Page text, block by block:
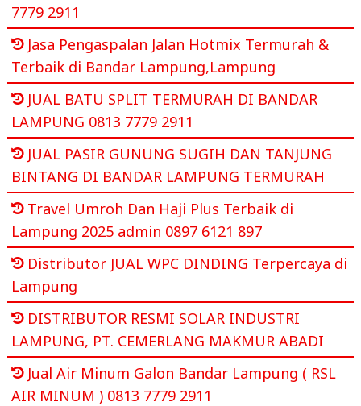
7779 2911
Jasa Pengaspalan Jalan Hotmix Termurah &
Terbaik di Bandar Lampung,Lampung
JUAL BATU SPLIT TERMURAH DI BANDAR
LAMPUNG 0813 7779 2911
JUAL PASIR GUNUNG SUGIH DAN TANJUNG
BINTANG DI BANDAR LAMPUNG TERMURAH
Travel Umroh Dan Haji Plus Terbaik di
Lampung 2025 admin 0897 6121 897
Distributor JUAL WPC DINDING Terpercaya di
Lampung
DISTRIBUTOR RESMI SOLAR INDUSTRI
LAMPUNG, PT. CEMERLANG MAKMUR ABADI
Jual Air Minum Galon Bandar Lampung ( RSL
AIR MINUM ) 0813 7779 2911